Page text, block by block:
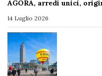
AGORA, arredi unici,
14 Luglio 2026